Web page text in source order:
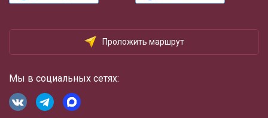
Проложить маршрут
Мы в социальных сетях: